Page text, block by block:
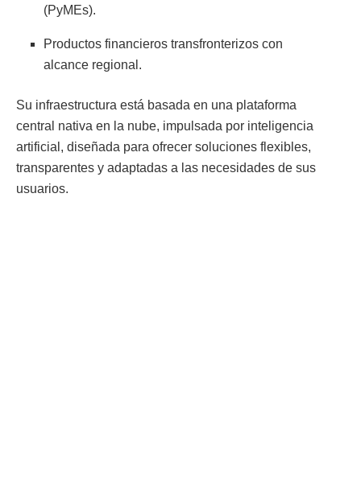
(PyMEs).
Productos financieros transfronterizos con
alcance regional.
Su infraestructura está basada en una plataforma
central nativa en la nube, impulsada por inteligencia
artificial, diseñada para ofrecer soluciones flexibles,
transparentes y adaptadas a las necesidades de sus
usuarios.